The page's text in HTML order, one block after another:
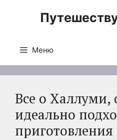
Меню
Все о Халлуми,
идеально
приготовления